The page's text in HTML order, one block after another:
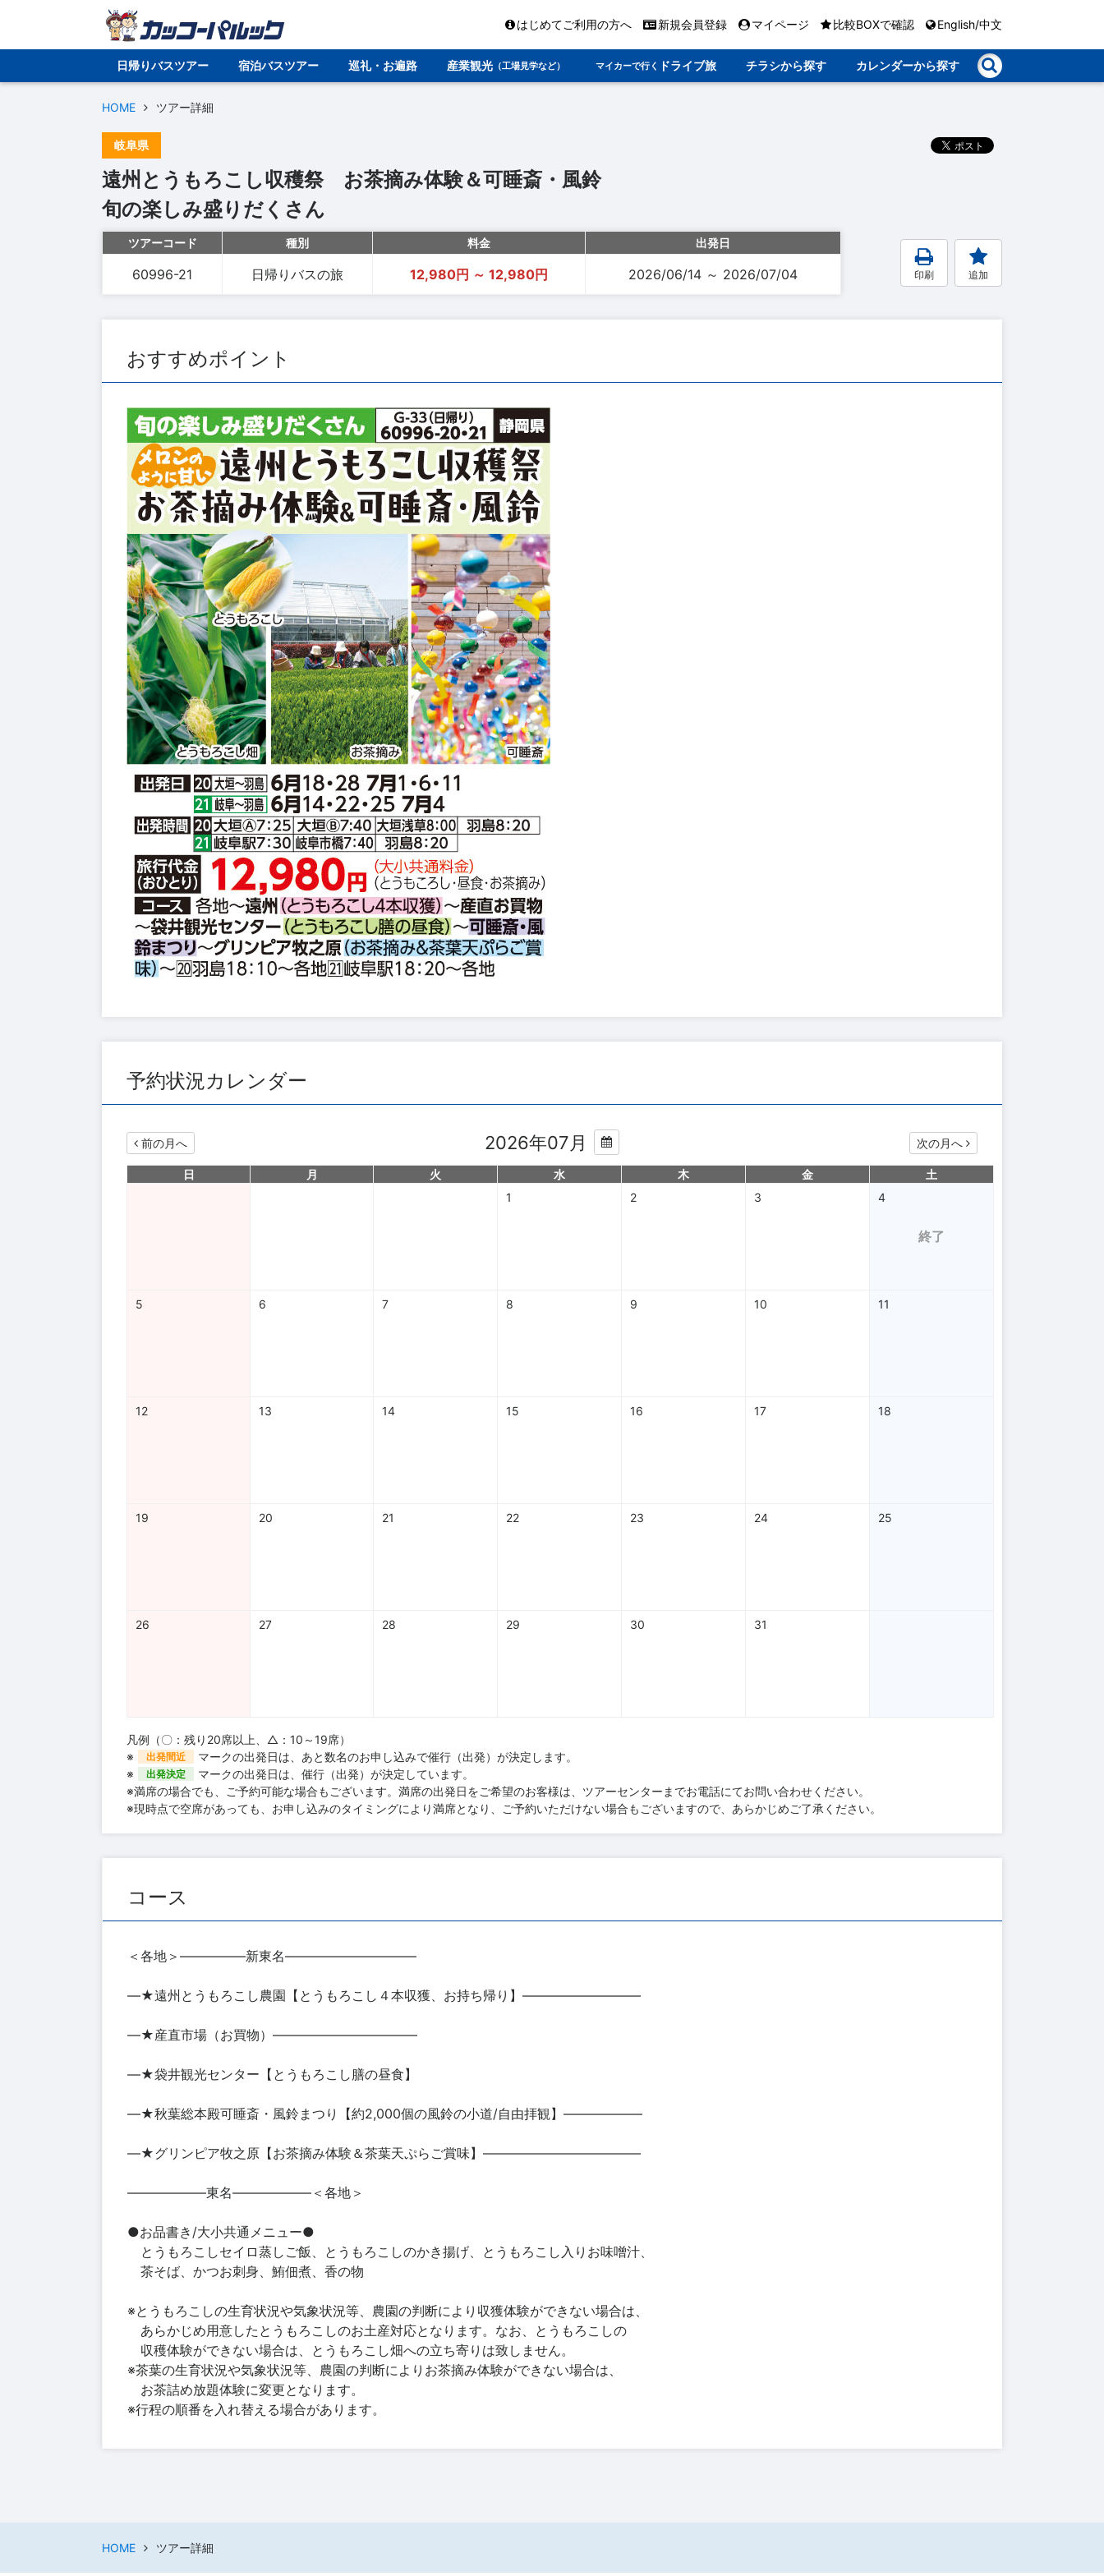
はじめてご利用の方へ 新規会員登録 マイページ 比較BOXで確認 English/中文
日帰りバスツアー 宿泊バスツアー 巡礼・お遍路 産業観光 （工場見学など） マイカーで行く ドライブ旅 チラシから探す カレンダーから探す
HOME ツアー詳細
岐阜県
遠州とうもろこし収穫祭 お茶摘み体験＆可睡斎・風鈴
旬の楽しみ盛りだくさん
ツアーコード 種別 料金 出発日
60996-21 日帰りバスの旅 12,980円 ～ 12,980円 2026/06/14 ～ 2026/07/04 印刷 追加
おすすめポイント
予約状況カレンダー
前の月へ 2026年07月 次の月へ
日 月 火 水 木 金
土
1
2 3 4
終了
5 6 7 8 9 10 11
12 13 14 15 16 17 18
19 20 21 22 23 24 25
26 27 28 29 30 31
凡例（〇：残り20席以上、△：10～19席）
※
出発間近
マークの出発日は、あと数名のお申し込みで催行（出発）が決定します。
※
出発決定
マークの出発日は、催行（出発）が決定しています。
※満席の場合でも、ご予約可能な場合もございます。満席の出発日をご希望のお客様は、ツアーセンターまでお電話にてお問い合わせください。
※現時点で空席があっても、お申し込みのタイミングにより満席となり、ご予約いただけない場合もございますので、あらかじめご了承ください。
コース
＜各地＞―――――新東名――――――――――
―★遠州とうもろこし農園【とうもろこし４本収獲、お持ち帰り】―――――――――
―★産直市場（お買物）―――――――――――
―★袋井観光センター【とうもろこし膳の昼食】
―★秋葉総本殿可睡斎・風鈴まつり【約2,000個の風鈴の小道/自由拝観】――――――
―★グリンピア牧之原【お茶摘み体験＆茶葉天ぷらご賞味】――――――――――――
――――――東名――――――＜各地＞
●お品書き/大小共通メニュー●
とうもろこしセイロ蒸しご飯、とうもろこしのかき揚げ、とうもろこし入りお味噌汁、
茶そば、かつお刺身、鮪佃煮、香の物
※とうもろこしの生育状況や気象状況等、農園の判断により収獲体験ができない場合は、
あらかじめ用意したとうもろこしのお土産対応となります。なお、とうもろこしの
収穫体験ができない場合は、とうもろこし畑への立ち寄りは致しません。
※茶葉の生育状況や気象状況等、農園の判断によりお茶摘み体験ができない場合は、
お茶詰め放題体験に変更となります。
※行程の順番を入れ替える場合があります。
HOME ツアー詳細